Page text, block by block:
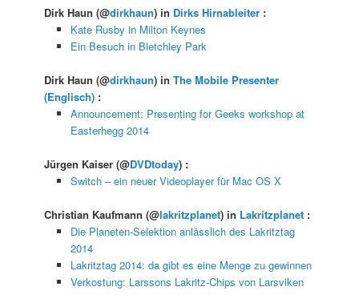
Dirk Haun(@dirkhaun) in Dirks Hirnableiter :
Kate Rusby in Milton Keynes
Ein Besuch in Bletchley Park
Dirk Haun(@dirkhaun) inThe Mobile Presenter
(Englisch) :
Announcement: Presenting for Geeks workshop at
Easterhegg 2014
Jürgen Kaiser(@DVDtoday) :
Switch – ein neuer Videoplayer für Mac OS X
Christian Kaufmann(@lakritzplanet) in Lakritzplanet :
Die Planeten-Selektion anlässlich des Lakritztag
2014
Lakritztag 2014: da gibt es eine Menge zu gewinnen
Verkostung: Larssons Lakritz-Chips von Larsviken